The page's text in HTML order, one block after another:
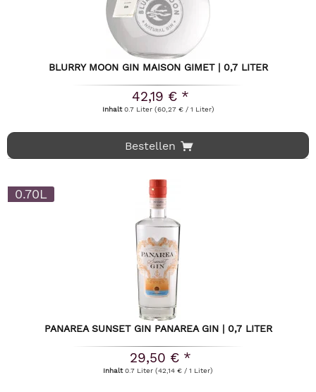
BLURRY MOON GIN MAISON GIMET | 0,7 LITER
42,19 € *
Inhalt0.7 Liter (60,27 € / 1 Liter)
Bestellen
0.70L
PANAREA SUNSET GIN PANAREA GIN | 0,7 LITER
29,50 € *
Inhalt0.7 Liter(42,14 € / 1 Liter)